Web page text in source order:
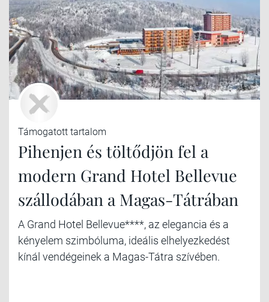
Támogatott tartalom
Pihenjen és töltődjön fel a
modern Grand Hotel Bellevue
szállodában a Magas-Tátrában
A Grand Hotel Bellevue****, az elegancia és a
kényelem szimbóluma, ideális elhelyezkedést
kínál vendégeinek a Magas-Tátra szívében.